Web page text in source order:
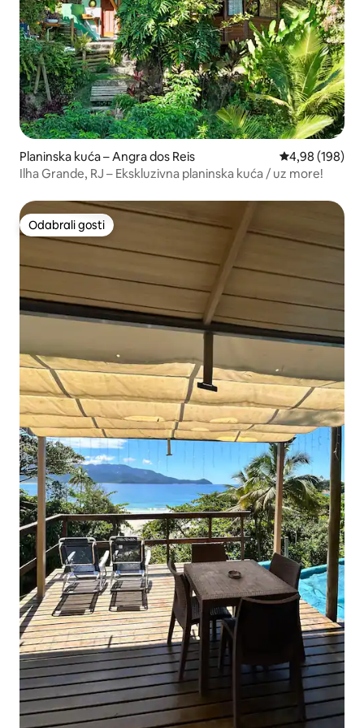
Planinska kuća – Angra dos Reis Prosječna
4,98 (198)
Ilha Grande, RJ – Ekskluzivna planinska kuća / uz more!
Odabrali gosti
Odabrali gosti